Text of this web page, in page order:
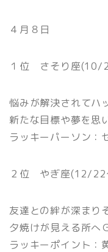
４月８日
１位 さそり座(10/
悩みが解決されてハ
新たな目標や夢を思
ラッキーパーソン：
２位 やぎ座(12/
友達との絆が深まり
夕焼けが見える所へ
ラッキーポイント：